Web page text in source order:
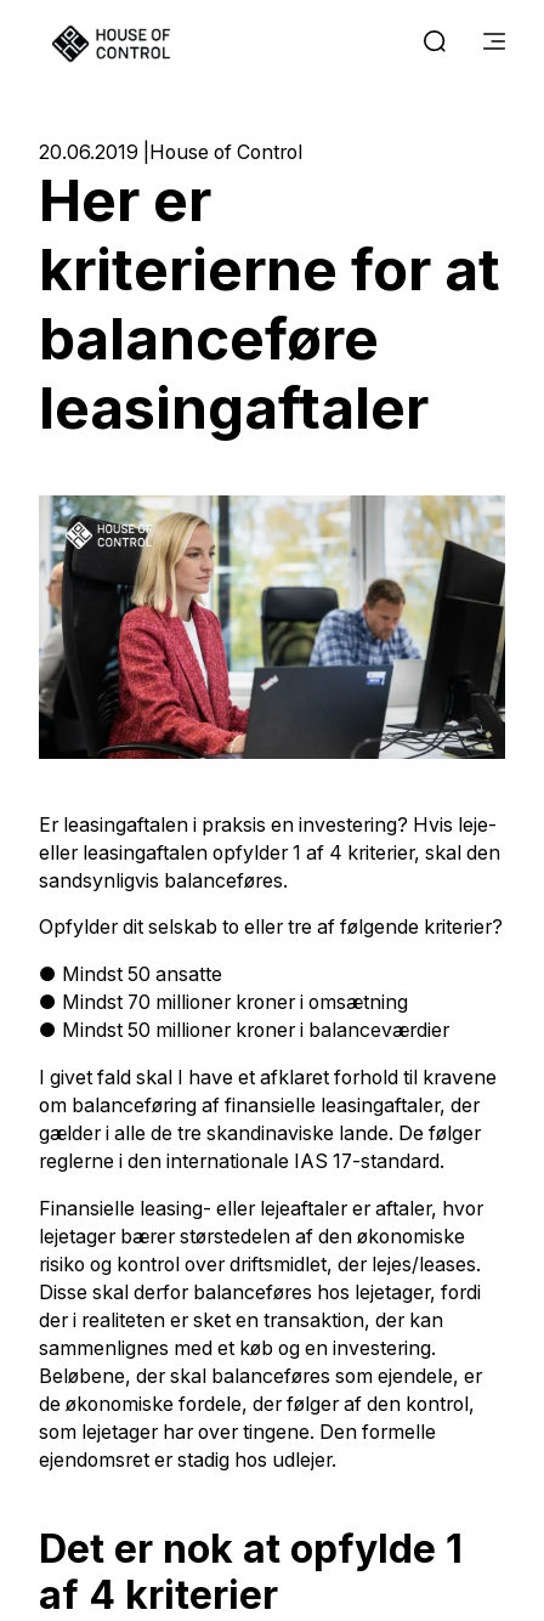
20.06.2019 House of Control
Her er
kriterierne for at
balanceføre
leasingaftaler
Er leasingaftalen i praksis en investering? Hvis leje-
eller leasingaftalen opfylder 1 af 4 kriterier, skal den
sandsynligvis balanceføres.
Opfylder dit selskab to eller tre af følgende kriterier?
● Mindst 50 ansatte
● Mindst 70 millioner kroner i omsætning
● Mindst 50 millioner kroner i balanceværdier
I givet fald skal I have et afklaret forhold til kravene
om balanceføring af finansielle leasingaftaler, der
gælder i alle de tre skandinaviske lande. De følger
reglerne i den internationale IAS 17-standard.
Finansielle leasing- eller lejeaftaler er aftaler, hvor
lejetager bærer størstedelen af den økonomiske
risiko og kontrol over driftsmidlet, der lejes/leases.
Disse skal derfor balanceføres hos lejetager, fordi
der i realiteten er sket en transaktion, der kan
sammenlignes med et køb og en investering.
Beløbene, der skal balanceføres som ejendele, er
de økonomiske fordele, der følger af den kontrol,
som lejetager har over tingene. Den formelle
ejendomsret er stadig hos udlejer.
Det er nok at opfylde 1
af 4 kriterier